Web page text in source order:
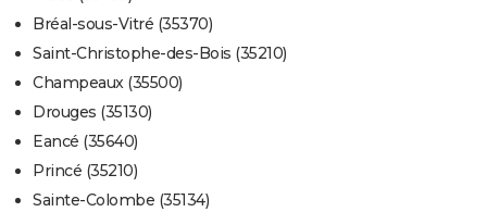
Bréal-sous-Vitré (35370)
Saint-Christophe-des-Bois (35210)
Champeaux (35500)
Drouges (35130)
Eancé (35640)
Princé (35210)
Sainte-Colombe (35134)